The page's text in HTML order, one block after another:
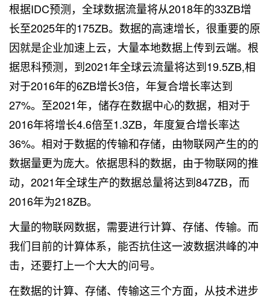
根据IDC预测，全球数据流量将从2018年的33ZB增
长至2025年的175ZB。数据的高速增长，很重要的原
因就是企业加速上云，大量本地数据上传到云端。根
据思科预测，到2021年全球云流量将达到19.5ZB,相
对于2016年的6ZB增长3倍，年复合增长率达到
27%。至2021年，储存在数据中心的数据，相对于
2016年将增长4.6倍至1.3ZB，年度复合增长率达
36%。相对于数据的传输和存储，由物联网产生的的
数据量更为庞大。依据思科的数据，由于物联网的推
动，2021年全球生产的数据总量将达到847ZB，而
2016年为218ZB。
大量的物联网数据，需要进行计算、存储、传输。而
我们目前的计算体系，能否抗住这一波数据洪峰的冲
击，还要打上一个大大的问号。
在数据的计算、存储、传输这三个方面，从技术进步